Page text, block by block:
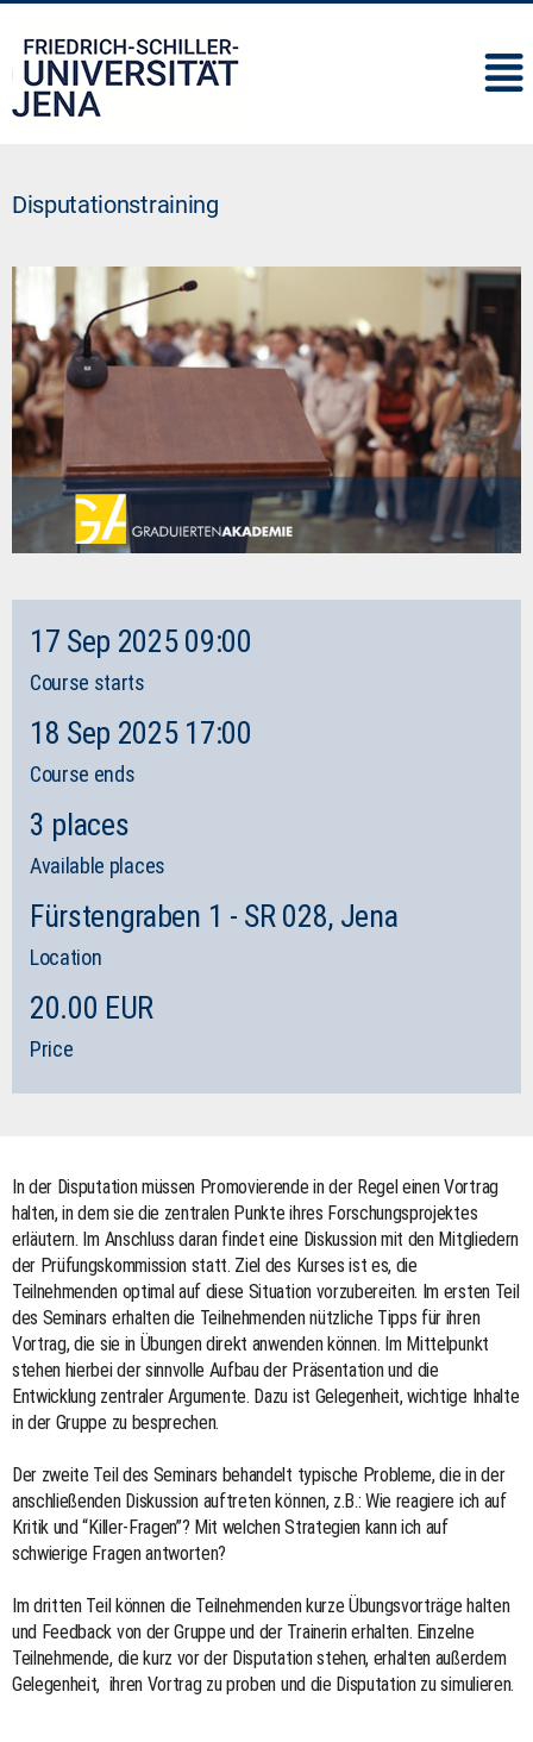
Disputationstraining
17 Sep 2025 09:00
Course starts
18 Sep 2025 17:00
Course ends
3 places
Available places
Fürstengraben 1 - SR 028, Jena
Location
20.00 EUR
Price
In der Disputation müssen Promovierende in der Regel einen Vortrag
halten, in dem sie die zentralen Punkte ihres Forschungsprojektes
erläutern. Im Anschluss daran findet eine Diskussion mit den Mitgliedern
der Prüfungskommission statt. Ziel des Kurses ist es, die
Teilnehmenden optimal auf diese Situation vorzubereiten. Im ersten Teil
des Seminars erhalten die Teilnehmenden nützliche Tipps für ihren
Vortrag, die sie in Übungen direkt anwenden können. Im Mittelpunkt
stehen hierbei der sinnvolle Aufbau der Präsentation und die
Entwicklung zentraler Argumente. Dazu ist Gelegenheit, wichtige Inhalte
in der Gruppe zu besprechen.
Der zweite Teil des Seminars behandelt typische Probleme, die in der
anschließenden Diskussion auftreten können, z.B.: Wie reagiere ich auf
Kritik und “Killer-Fragen”? Mit welchen Strategien kann ich auf
schwierige Fragen antworten?
Im dritten Teil können die Teilnehmenden kurze Übungsvorträge halten
und Feedback von der Gruppe und der Trainerin erhalten. Einzelne
Teilnehmende, die kurz vor der Disputation stehen, erhalten außerdem
Gelegenheit, ihren Vortrag zu proben und die Disputation zu simulieren.